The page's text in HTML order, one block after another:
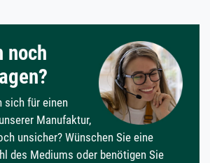
noch
sich für einen
Manufaktur,
unsicher? Wünschen Sie eine
des Mediums oder benötigen Sie